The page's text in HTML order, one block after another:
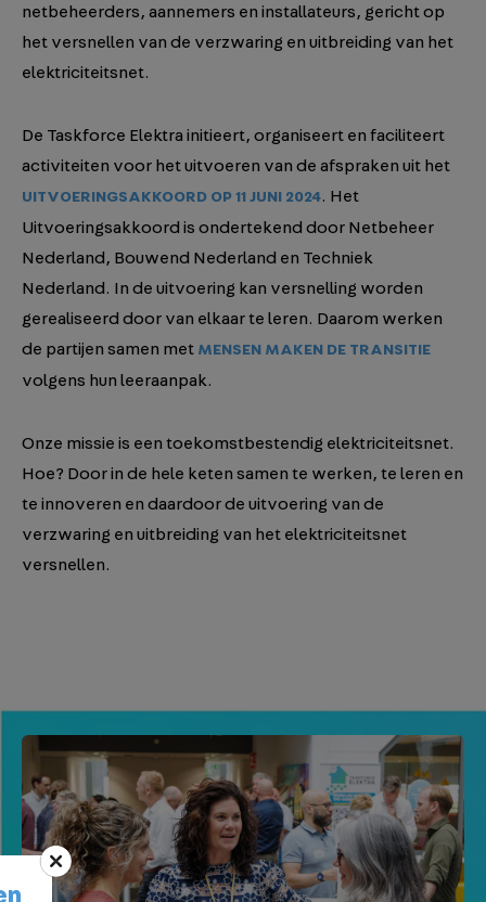
netbeheerders, aannemers en installateurs, gericht op
het versnellen van de verzwaring en uitbreiding van het
elektriciteitsnet.
De Taskforce Elektra initieert, organiseert en faciliteert
activiteiten voor het uitvoeren van de afspraken uit het
UITVOERINGSAKKOORD OP 11 JUNI 2024. Het
Uitvoeringsakkoord is ondertekend door Netbeheer
Nederland, Bouwend Nederland en Techniek
Nederland. In de uitvoering kan versnelling worden
gerealiseerd door van elkaar te leren. Daarom werken
de partijen samen met MENSEN MAKEN DE TRANSITIE
volgens hun leeraanpak.
Onze missie is een toekomstbestendig elektriciteitsnet.
Hoe? Door in de hele keten samen te werken, te leren en
te innoveren en daardoor de uitvoering van de
verzwaring en uitbreiding van het elektriciteitsnet
versnellen.